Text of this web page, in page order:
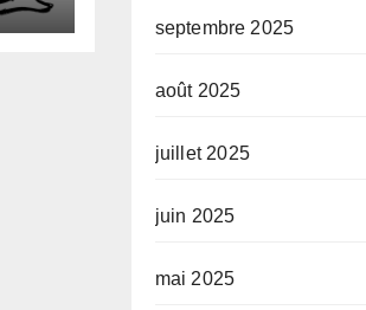
septembre 2025
août 2025
juillet 2025
juin 2025
mai 2025